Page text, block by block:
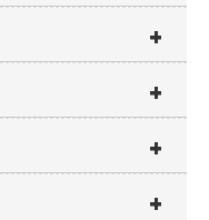
+
+
+
+